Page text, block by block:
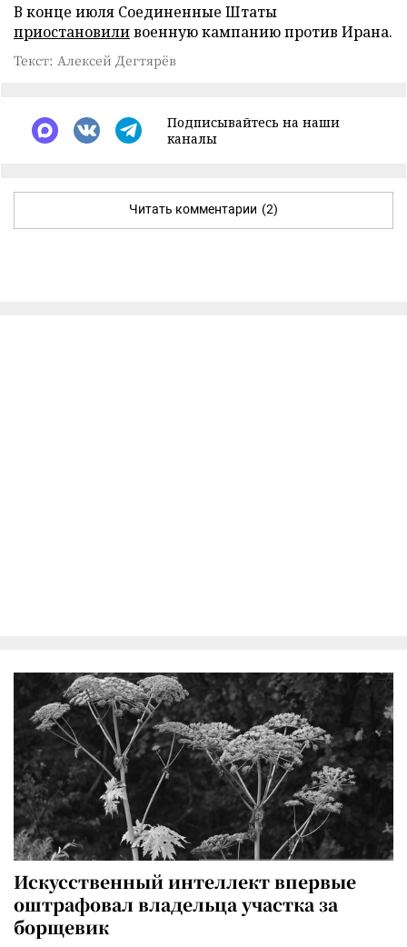
В конце июля Соединенные Штаты
приостановиливоенную кампанию против Ирана.
Текст: Алексей Дегтярёв
Подписывайтесь на наши
каналы
Читать комментарии (2)
Искусственный интеллект впервые
оштрафовал владельца участка за
борщевик